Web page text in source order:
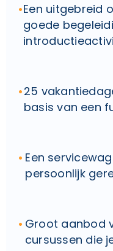
Een uitgebreid
goede
25
basis van een
Een
persoonlijk
Groot aanbod
cursussen die